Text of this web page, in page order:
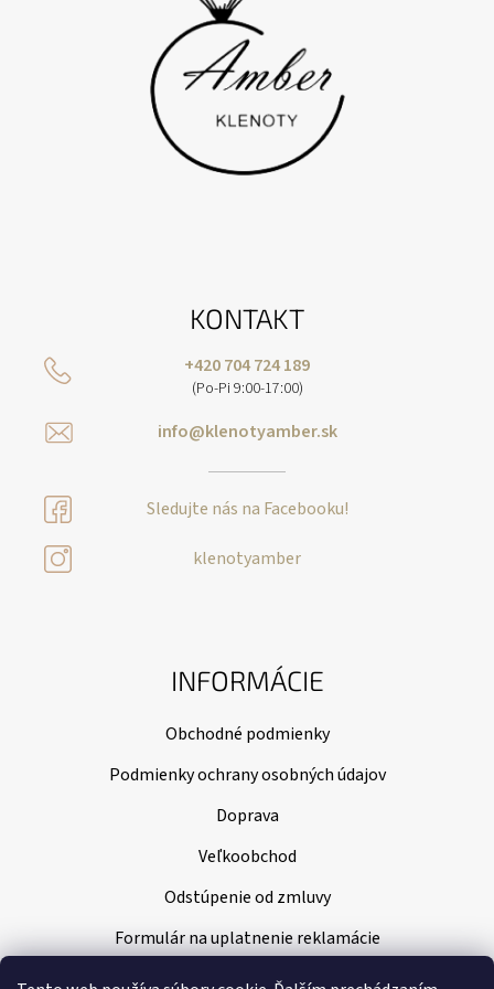
KONTAKT
+420 704 724 189
(Po-Pi 9:00-17:00)
info@klenotyamber.sk
Sledujte nás na Facebooku!
klenotyamber
INFORMÁCIE
Obchodné podmienky
Podmienky ochrany osobných údajov
Doprava
Veľkoobchod
Odstúpenie od zmluvy
Formulár na uplatnenie reklamácie